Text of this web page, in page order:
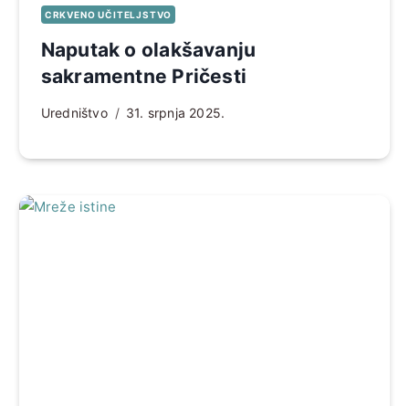
CRKVENO UČITELJSTVO
Naputak o olakšavanju
sakramentne Pričesti
Uredništvo 31. srpnja 2025.